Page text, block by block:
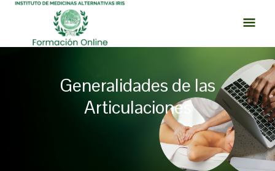
contenido
Generalidades de las
Articulaciones